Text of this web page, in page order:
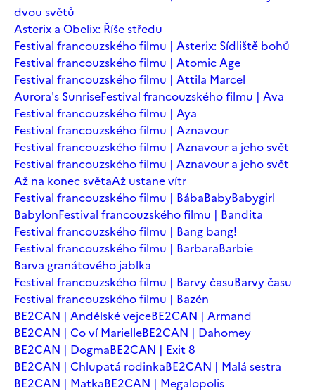
dvou světů
Asterix a Obelix: Říše středu
Festival francouzského filmu | Asterix: Sídliště bohů
Festival francouzského filmu | Atomic Age
Festival francouzského filmu | Attila Marcel
Aurora's SunriseFestival francouzského filmu | Ava
Festival francouzského filmu | Aya
Festival francouzského filmu | Aznavour
Festival francouzského filmu | Aznavour a jeho svět
Festival francouzského filmu | Aznavour a jeho svět
Až na konec světaAž ustane vítr
Festival francouzského filmu | BábaBabyBabygirl
BabylonFestival francouzského filmu | Bandita
Festival francouzského filmu | Bang bang!
Festival francouzského filmu | BarbaraBarbie
Barva granátového jablka
Festival francouzského filmu | Barvy časuBarvy času
Festival francouzského filmu | Bazén
BE2CAN | Andělské vejceBE2CAN | Armand
BE2CAN | Co ví MarielleBE2CAN | Dahomey
BE2CAN | DogmaBE2CAN | Exit 8
BE2CAN | Chlupatá rodinkaBE2CAN | Malá sestra
BE2CAN | MatkaBE2CAN | Megalopolis